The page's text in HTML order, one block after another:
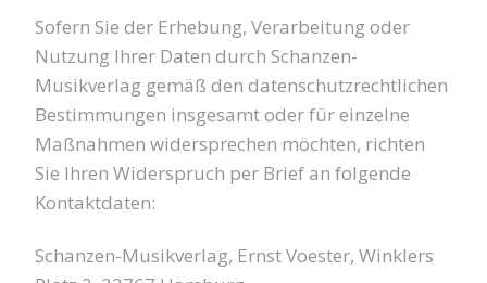
Sofern Sie der Erhebung, Verarbeitung oder
Nutzung Ihrer Daten durch Schanzen-
Musikverlag gemäß den datenschutzrechtlichen
Bestimmungen insgesamt oder für einzelne
Maßnahmen widersprechen möchten, richten
Sie Ihren Widerspruch per Brief an folgende
Kontaktdaten:
Schanzen-Musikverlag, Ernst Voester, Winklers